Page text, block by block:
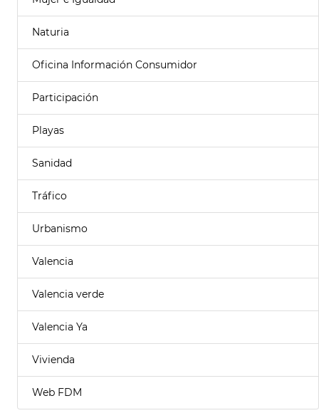
Naturia
Oficina Información Consumidor
Participación
Playas
Sanidad
Tráfico
Urbanismo
Valencia
Valencia verde
Valencia Ya
Vivienda
Web FDM